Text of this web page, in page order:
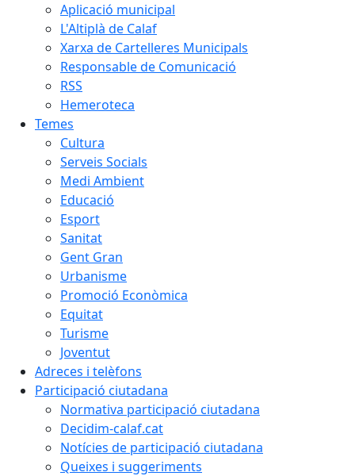
Aplicació municipal
L'Altiplà de Calaf
Xarxa de Cartelleres Municipals
Responsable de Comunicació
RSS
Hemeroteca
Temes
Cultura
Serveis Socials
Medi Ambient
Educació
Esport
Sanitat
Gent Gran
Urbanisme
Promoció Econòmica
Equitat
Turisme
Joventut
Adreces i telèfons
Participació ciutadana
Normativa participació ciutadana
Decidim-calaf.cat
Notícies de participació ciutadana
Queixes i suggeriments